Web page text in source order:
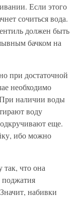
Если этого
сочиться вода.
должен быть
бачком на
при достаточной
необходимо
наличии воды
воду
еще.
ибо можно
что она
поджатия
набивки